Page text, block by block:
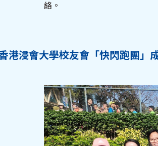
絡。
港浸會大學校友會「快閃跑團」